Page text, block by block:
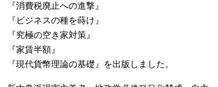
『消費税廃止への進撃』
『ビジネスの種を蒔け』
『究極の空き家対策』
『家賃半額』
『現代貨幣理論の基礎』を出版しました。